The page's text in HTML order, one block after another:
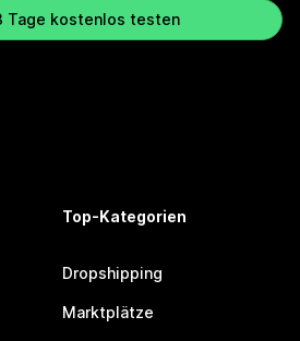
Tage kostenlos testen
Top-Kategorien
Dropshipping
Marktplätze